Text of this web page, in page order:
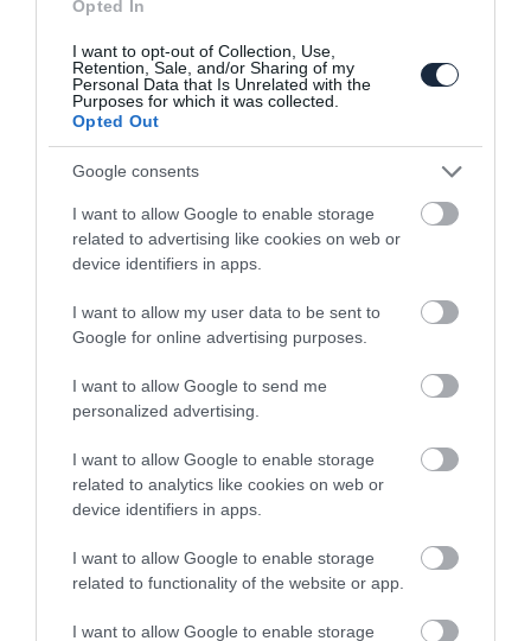
Opted In
I want to opt-out of Collection, Use,
Retention, Sale, and/or Sharing of my
Personal Data that Is Unrelated with the
Purposes for which it was collected.
Opted Out
Google consents
I want to allow Google to enable storage
related to advertising like cookies on web or
device identifiers in apps.
I want to allow my user data to be sent to
Google for online advertising purposes.
I want to allow Google to send me
personalized advertising.
I want to allow Google to enable storage
related to analytics like cookies on web or
device identifiers in apps.
I want to allow Google to enable storage
related to functionality of the website or app.
I want to allow Google to enable storage
Páncélozott Jeep-ek érkeztek az olasz
rendőrség flottájába
Öt üléssel is bemutatkozott a Jeep Grand
Cherokee új…
Jönnek a villanyosított Jeep modellek